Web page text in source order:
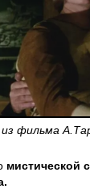
фильма
мистической